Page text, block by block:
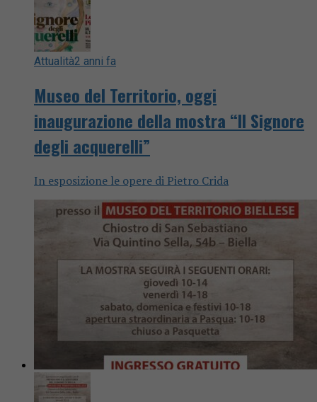
Attualità2 anni fa
Museo del Territorio, oggi
inaugurazione della mostra “Il Signore
degli acquerelli”
In esposizione le opere di Pietro Crida